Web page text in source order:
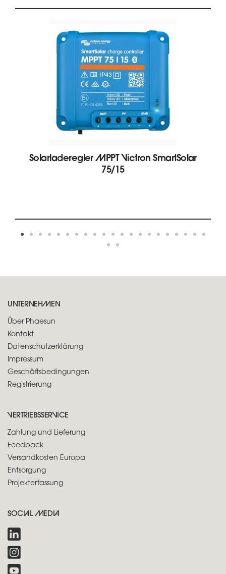
Solarladeregler MPPT Victron SmartSolar
75/15
UNTERNEHMEN
Über Phaesun
Kontakt
Datenschutzerklärung
Impressum
Geschäftsbedingungen
Registrierung
VERTRIEBSSERVICE
Zahlung und Lieferung
Feedback
Versandkosten Europa
Entsorgung
Projekterfassung
SOCIAL MEDIA